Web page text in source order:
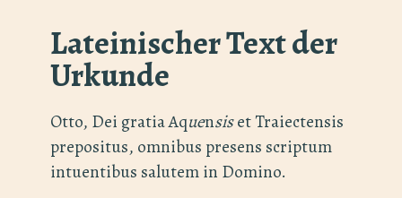
Lateinischer Text der
Urkunde
Otto, Dei gratia Aquensiset Traiectensis
prepositus, omnibus presens scriptum
intuentibus salutem in Domino.